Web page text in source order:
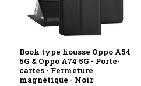
Book type housse Oppo A54
5G & Oppo A74 5G - Porte-
cartes - Fermeture
magnétique - Noir